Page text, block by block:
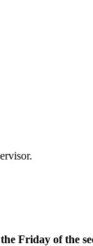
the Friday of the